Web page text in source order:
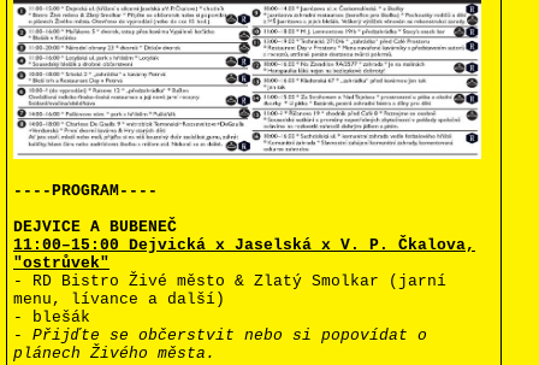
----PROGRAM----
DEJVICE A BUBENEČ
11:00–15:00 Dejvická x Jaselská x V. P. Čkalova,
"ostrůvek"
- RD Bistro Živé město & Zlatý Smolkar (jarní
menu, lívance a další)
- blešák
- Přijďte se občerstvit nebo si popovídat o
plánech Živého města.